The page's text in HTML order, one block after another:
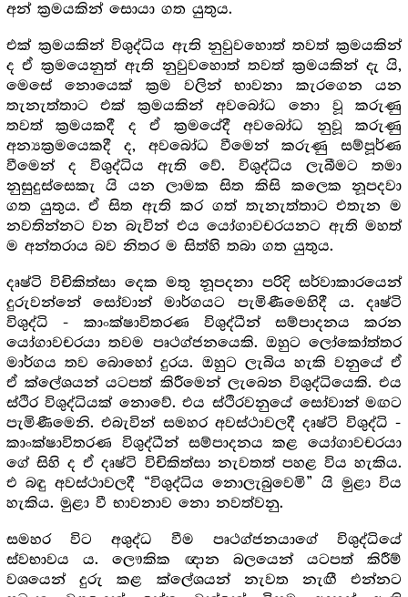
අන් ක්‍රමයකින් සොයා ගත යුතුය.
එක් ක්‍රමයකින් විශුද්ධිය ඇති නුවුවහොත් තවත් ක්‍රමයකින්
ද ඒ ක්‍රමයෙනුත් ඇති නුවුවහොත් තවත් ක්‍රමයකින් දැ යි,
මෙසේ නොයෙක් ක්‍රම වලින් භාවනා කැරගෙන යන
තැනැත්තාට එක් ක්‍රමයකින් අවබෝධ නො වූ කරුණු
තවත් ක්‍රමයකදී ද ඒ ක්‍රමයේදී අවබෝධ නුවූ කරුණු
අන්‍යක්‍රමයෙකදී ද, අවබෝධ වීමෙන් කරුණු සම්පූර්ණ
වීමෙන් ද විශුද්ධිය ඇති වේ. විශුද්ධිය ලැබීමට තමා
නුසුදුස්සෙකැ යි යන ලාමක සිත කිසි කලෙක නූපදවා
ගත යුතුය. ඒ සිත ඇති කර ගත් තැනැත්තාට එතැන ම
නවතින්නට වන බැවින් එය යෝගාවචරයනට ඇති මහත්
ම අන්තරාය බව නිතර ම සිත්හි තබා ගත යුතුය.
දෘෂ්ටි විචිකිත්සා දෙක මතු නූපදනා පරිදි සර්වාකාරයෙන්
දුරුවන්නේ සෝවාන් මාර්ගයට පැමිණීමෙහිදී ය. දෘෂ්ටි
විශුද්ධි - කාංක්ෂාවිතරණ විශුද්ධීන් සම්පාදනය කරන
යෝගාවචරයා තවම පෘථග්ජනයෙකි. ඔහුට ලෝකෝත්තර
මාර්ගය තව බොහෝ දුරය. ඔහුට ලැබිය හැකි වනුයේ ඒ
ඒ ක්ලේශයන් යටපත් කිරීමෙන් ලැබෙන විශුද්ධියෙකි. එය
ස්ථිර විශුද්ධියක් නොවේ. එය ස්ථිරවනුයේ සෝවාන් මඟට
පැමිණීමෙනි. එබැවින් සමහර අවස්ථාවලදී දෘෂ්ටි විශුද්ධි -
කාංක්ෂාවිතරණ විශුද්ධීන් සම්පාදනය කළ යෝගාවචරයා
ගේ සිහි ද ඒ දෘෂ්ටි විචිකිත්සා නැවතත් පහළ විය හැකිය.
එ බඳු අවස්ථාවලදී “විශුද්ධිය නොලැබුවෙමි” යි මුළා විය
හැකිය. මුළා වී භාවනාව නො නවත්වනු.
සමහර විට අශුද්ධ වීම පෘථග්ජනයාගේ විශුද්ධියේ
ස්වභාවය ය. ලෞකික ඥාන බලයෙන් යටපත් කිරීම්
වශයෙන් දුරු කළ ක්ලේශයන් නැවත නැඟී එන්නට